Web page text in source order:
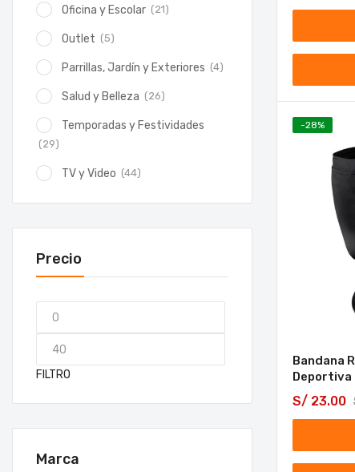
-28%
Bandana
Deportiva
S/ 23.00
Oficina y Escolar (21)
Outlet (5)
Parrillas, Jardín y Exteriores (4)
Salud y Belleza (26)
Temporadas y Festividades
(29)
TV y Video (44)
Precio
FILTRO
Marca